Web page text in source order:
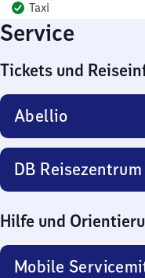
Taxi
Service
Tickets und
Abellio
DB Reisezentrum
Hilfe und
Mobile